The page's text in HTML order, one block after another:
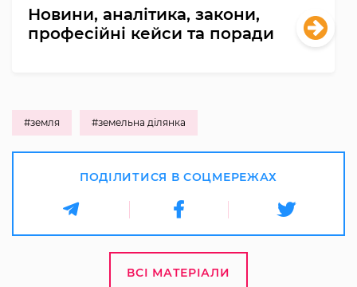
Новини, аналітика, закони,
професійні кейси та поради
#земля #земельна ділянка
ПОДІЛИТИСЯ В СОЦМЕРЕЖАХ
ВСІ МАТЕРІАЛИ